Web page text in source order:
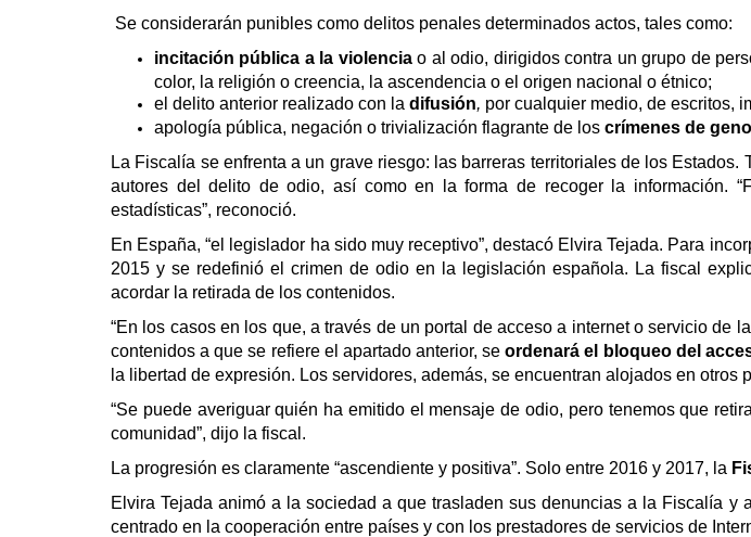
Se considerarán punibles como delitos penales determinados actos, tales como:
incitación pública a la violenciao al odio, dirigidos contra un grupo de
color, la religión o creencia, la ascendencia o el origen nacional o étnico;
el delito anterior realizado con la difusión, por cualquier medio, de escritos,
apología pública, negación o trivialización flagrante de los crímenes de
La Fiscalía se enfrenta a un grave riesgo: las barreras territoriales de los
autores del delito de odio, así como en la forma de recoger la información.
estadísticas”, reconoció.
En España, “el legislador ha sido muy receptivo”, destacó Elvira Tejada. Para
2015 y se redefinió el crimen de odio en la legislación española. La fiscal
acordar la retirada de los contenidos.
“En los casos en los que, a través de un portal de acceso a internet o servicio
contenidos a que se refiere el apartado anterior, seordenará el bloqueo del
la libertad de expresión. Los servidores, además, se encuentran alojados en otros
“Se puede averiguar quién ha emitido el mensaje de odio, pero tenemos que
comunidad”, dijo la fiscal.
La progresión es claramente “ascendiente y positiva”. Solo entre 2016 y 2017, la
Elvira Tejada animó a la sociedad a que trasladen sus denuncias a la Fiscalía
centrado en la cooperación entre países y con los prestadores de servicios de